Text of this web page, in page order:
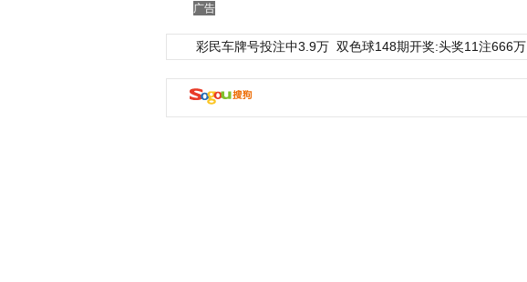
广告
彩民车牌号投注中3.9万 双色球148期开奖:头奖11注666万